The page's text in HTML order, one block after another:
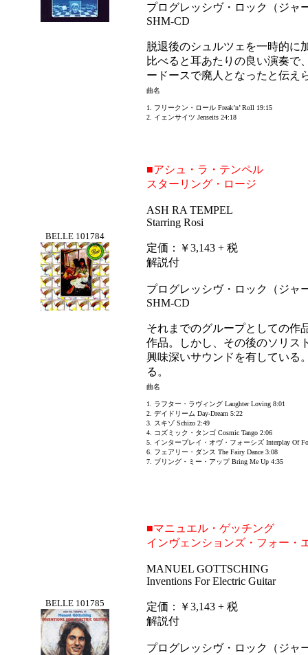
プログレッシヴ・ロック（ジャ
SHM-CD
脱退後のシュルツェを一時的に
比べると耳あたりの良い演奏で
ードースで廃人となったと伝え
曲名
1. フリークン・ロール Freak’n’ Roll 19:15
2. イェンサイツ Jenseits 24:18
BELLE 101784
■アシュ・ラ・テンペル
スターリング・ロージ
ASH RA TEMPEL
Starring Rosi
定価：￥3,143 + 税
解説付
プログレッシヴ・ロック（ジャ
SHM-CD
それまでのグループとしての作
作品。しかし、その後のソリス
興味深いサウンドを有している
る。
曲名
1. ラフター・ラヴィング Laughter Loving 8:01
2. デイドリーム Day-Dream 5:22
3. スキゾ Schizo 2:49
4. コズミック・タンゴ Cosmic Tango 2:06
5. インタープレイ・オヴ・フォーシズ Interplay Of
6. フェアリー・ダンス The Fairy Dance 3:08
7. ブリング・ミー・アップ Bring Me Up 4:35
BELLE 101785
■マニュエル・ゲッチング
インヴェンションズ・フォー・
MANUEL GOTTSCHING
Inventions For Electric Guitar
定価：￥3,143 + 税
解説付
プログレッシヴ・ロック（ジャ